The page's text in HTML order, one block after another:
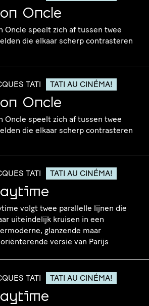
Oncle
Oncle speelt zich af tussen twee
die elkaar scherp contrasteren
Oncle
TATI TATI AU CINÉMA!
Oncle speelt zich af tussen twee
die elkaar scherp contrasteren
TATI TATI AU CINÉMA!
volgt twee parallelle lijnen die
uiteindelijk kruisen in een
glanzende maar
versie van Parijs
TATI TATI AU CINÉMA!